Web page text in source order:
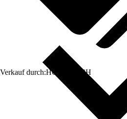
Verkauf durch:HORNBACH